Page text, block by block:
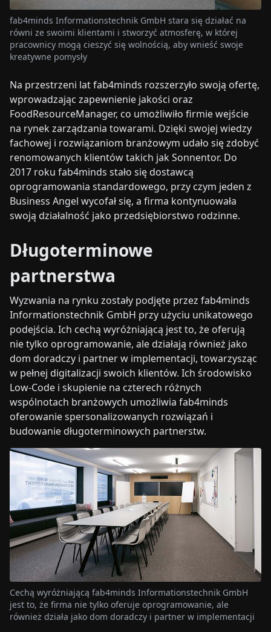
fab4minds Informationstechnik GmbH stara się działać na
równi ze swoimi klientami i stworzyć atmosferę, w której
pracownicy mogą cieszyć się wolnością, aby wnieść swoje
kreatywne pomysły
Na przestrzeni lat fab4minds rozszerzyło swoją ofertę,
wprowadzając zapewnienie jakości oraz
FoodResourceManager, co umożliwiło firmie wejście
na rynek zarządzania towarami. Dzięki swojej wiedzy
fachowej i rozwiązaniom branżowym udało się zdobyć
renomowanych klientów takich jak Sonnentor. Do
2017 roku fab4minds stało się dostawcą
oprogramowania standardowego, przy czym jeden z
Business Angel wycofał się, a firma kontynuowała
swoją działalność jako przedsiębiorstwo rodzinne.
Długoterminowe
partnerstwa
Wyzwania na rynku zostały podjęte przez fab4minds
Informationstechnik GmbH przy użyciu unikatowego
podejścia. Ich cechą wyróżniającą jest to, że oferują
nie tylko oprogramowanie, ale działają również jako
dom doradczy i partner w implementacji, towarzysząc
w pełnej digitalizacji swoich klientów. Ich środowisko
Low-Code i skupienie na czterech różnych
wspólnotach branżowych umożliwia fab4minds
oferowanie spersonalizowanych rozwiązań i
budowanie długoterminowych partnerstw.
Cechą wyróżniającą fab4minds Informationstechnik GmbH
jest to, że firma nie tylko oferuje oprogramowanie, ale
również działa jako dom doradczy i partner w implementacji